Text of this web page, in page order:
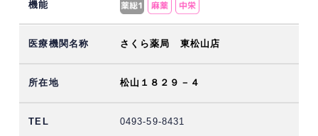
さくら薬局 東松山店
松山１８２９－４
0493-59-8431